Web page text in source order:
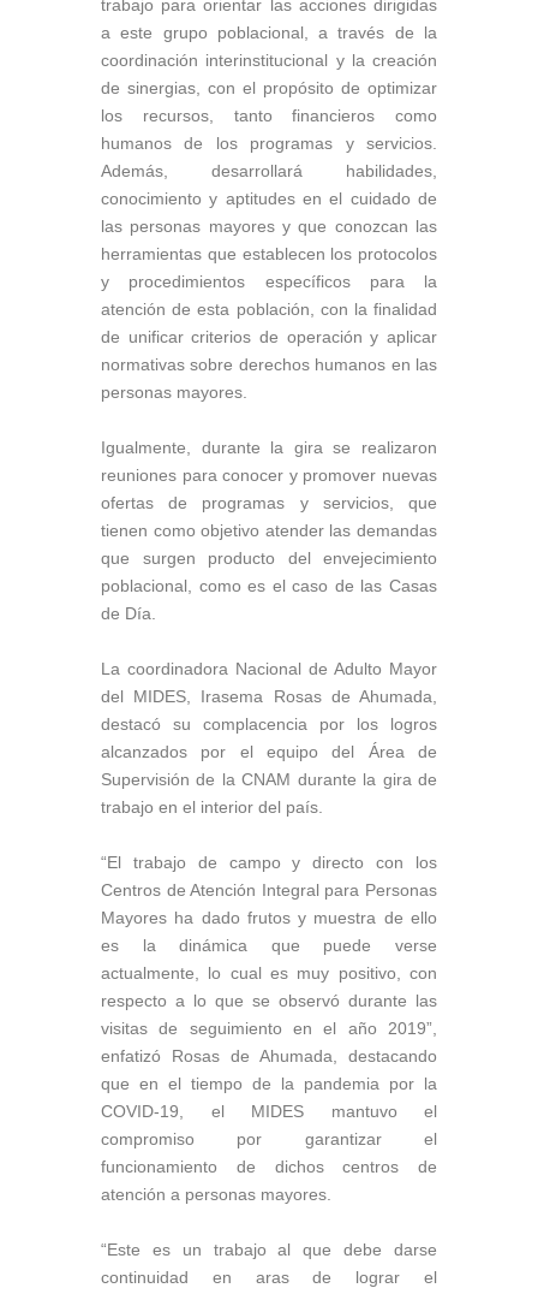
trabajo para orientar las acciones dirigidas
a este grupo poblacional, a través de la
coordinación interinstitucional y la creación
de sinergias, con el propósito de optimizar
los recursos, tanto financieros como
humanos de los programas y servicios.
Además, desarrollará habilidades,
conocimiento y aptitudes en el cuidado de
las personas mayores y que conozcan las
herramientas que establecen los protocolos
y procedimientos específicos para la
atención de esta población, con la finalidad
de unificar criterios de operación y aplicar
normativas sobre derechos humanos en las
personas mayores.
Igualmente, durante la gira se realizaron
reuniones para conocer y promover nuevas
ofertas de programas y servicios, que
tienen como objetivo atender las demandas
que surgen producto del envejecimiento
poblacional, como es el caso de las Casas
de Día.
La coordinadora Nacional de Adulto Mayor
del MIDES, Irasema Rosas de Ahumada,
destacó su complacencia por los logros
alcanzados por el equipo del Área de
Supervisión de la CNAM durante la gira de
trabajo en el interior del país.
“El trabajo de campo y directo con los
Centros de Atención Integral para Personas
Mayores ha dado frutos y muestra de ello
es la dinámica que puede verse
actualmente, lo cual es muy positivo, con
respecto a lo que se observó durante las
visitas de seguimiento en el año 2019”,
enfatizó Rosas de Ahumada, destacando
que en el tiempo de la pandemia por la
COVID-19, el MIDES mantuvo el
compromiso por garantizar el
funcionamiento de dichos centros de
atención a personas mayores.
“Este es un trabajo al que debe darse
continuidad en aras de lograr el